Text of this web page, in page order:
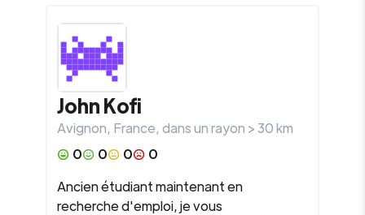
John Kofi
Avignon, France, dans un rayon >30km
0
0 0
0
Ancien étudiant maintenant en
recherche d'emploi, je vous